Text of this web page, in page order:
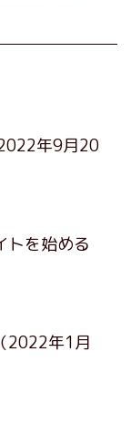
2022年9月20
トを始める
（2022年1月